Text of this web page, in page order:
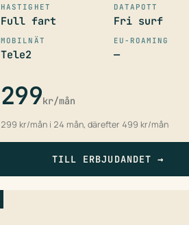
HASTIGHET
Full fart
DATAPOTT
Fri surf
MOBILNÄT
Tele2
EU-ROAMING
—
299kr/mån
299 kr/mån i 24 mån, därefter 499 kr/mån
TILL ERBJUDANDET→